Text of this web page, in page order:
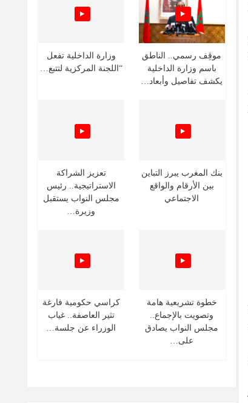
موقِف رسمي.. الناطق
باسم وزارة الداخلية
يكشف تفاصيل وأبعاد…
وزارة الداخلية تفعل
“اللجنة المركزية لتتبع…
بنك المغرب يبرز التباين
بين الأرقام والواقع
الاجتماعي
تعزيز الشراكة
الاستراتيجية.. رئيس
مجلس النواب يستقبل
وزيرة…
خطوة تشريعية هامة
وتصويت بالإجماع..
مجلس النواب يصادق
على…
كراسي حكومية فارغة
تثير العاصفة.. غياب
الوزراء عن جلسة…